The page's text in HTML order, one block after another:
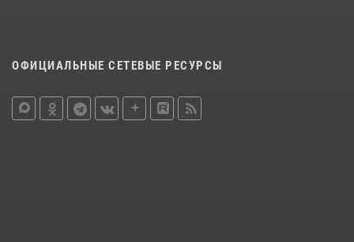
ОФИЦИАЛЬНЫЕ СЕТЕВЫЕ РЕСУРСЫ